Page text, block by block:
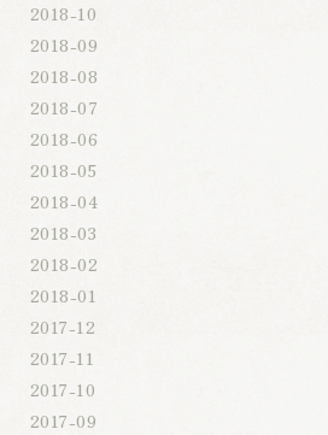
2018-10
2018-09
2018-08
2018-07
2018-06
2018-05
2018-04
2018-03
2018-02
2018-01
2017-12
2017-11
2017-10
2017-09